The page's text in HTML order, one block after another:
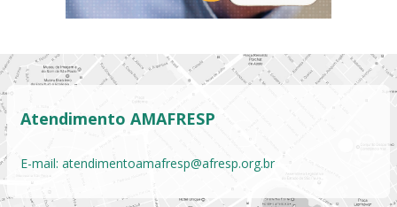
Atendimento AMAFRESP
E-mail: atendimentoamafresp@afresp.org.br